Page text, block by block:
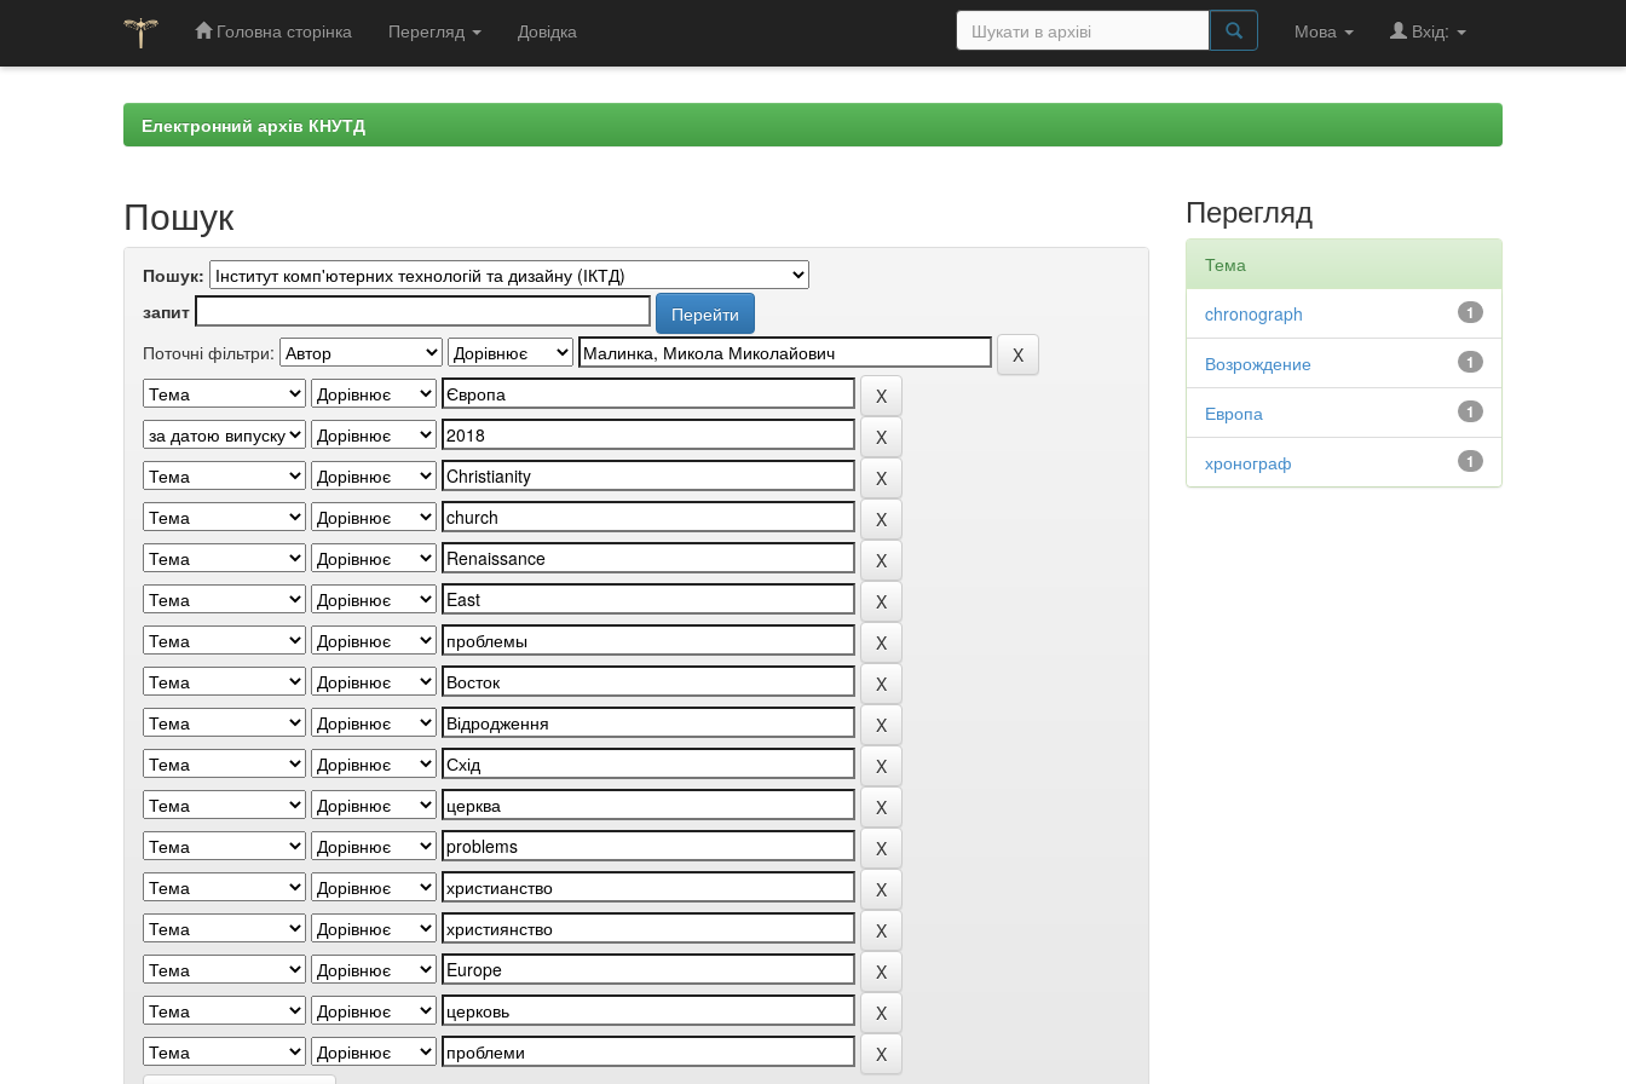
Головна сторінка Перегляд Довідка Мова Вхід:
Електронний архів КНУТД
Пошук
Пошук:
запит
Поточні фільтри:
Перегляд
Тема
1
chronograph
1
Возрождение
1
Европа
1
хронограф